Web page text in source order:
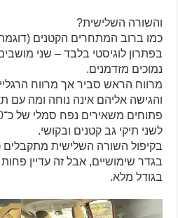
והשורה השלישית?
כמו ברוב המתחרים הקטנים (דוגמת
בפתרון לוגיסטי בלבד – שני מושבים
נמוכים מזדמנים.
מרווח הראש סביר אך מרווח
והגישה אליהם אינה נוחה ומה עם
לשני תיקי גב קטנים ובקושי.
בגדר שימושיים, אבל זה עדיין פחות
בגודל מלא.